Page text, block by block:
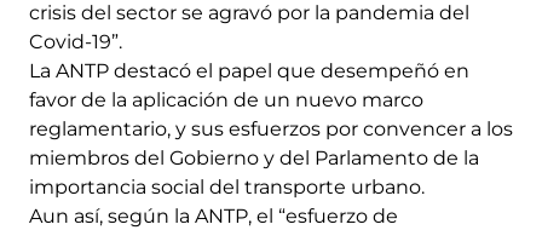
crisis del sector se agravó por la pandemia del
Covid-19”.
La ANTP destacó el papel que desempeñó en
favor de la aplicación de un nuevo marco
reglamentario, y sus esfuerzos por convencer a los
miembros del Gobierno y del Parlamento de la
importancia social del transporte urbano.
Aun así, según la ANTP, el “esfuerzo de